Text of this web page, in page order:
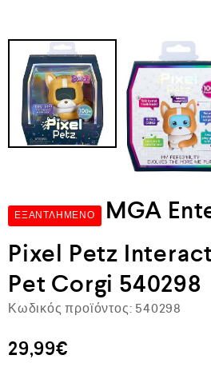
ΕΞΑΝΤΛΗΜΈΝΟ
MGA
Pixel Petz
Pet Corgi 540298
Κωδικός προϊόντος: 540298
29,99€